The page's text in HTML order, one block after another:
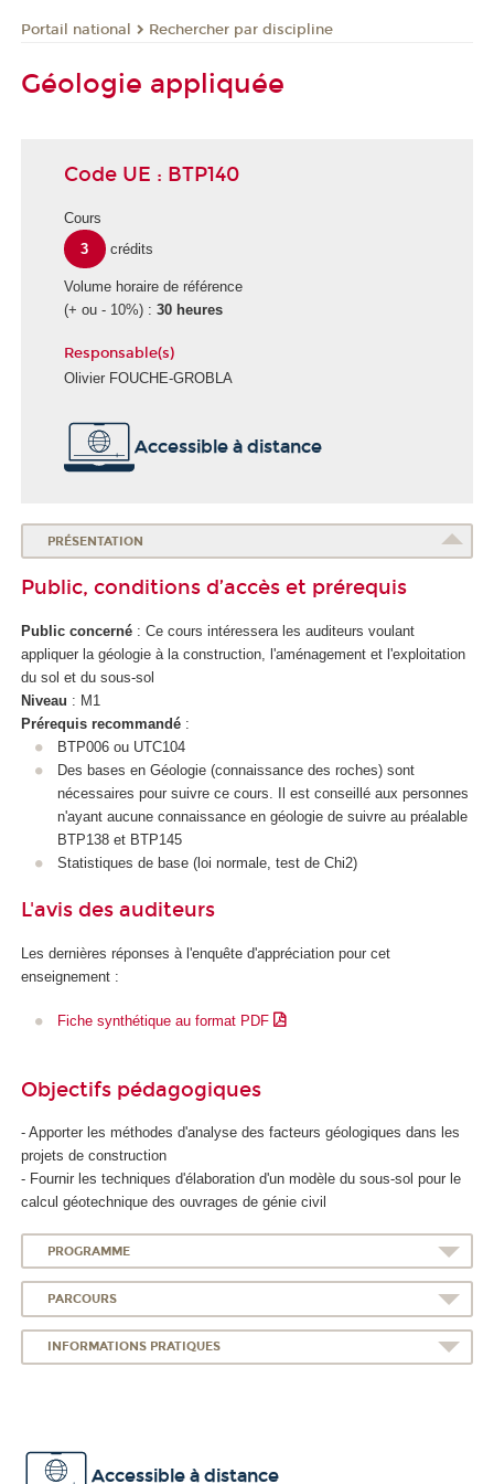
Portail national Rechercher par discipline
Géologie appliquée
Code UE : BTP140
Cours
3
crédits
Volume horaire de référence
(+ ou - 10%) : 30 heures
Responsable(s)
Olivier FOUCHE-GROBLA
Accessible à distance
PRÉSENTATION
Public, conditions d’accès et prérequis
Public concerné : Ce cours intéressera les auditeurs voulant
appliquer la géologie à la construction, l'aménagement et l'exploitation
du sol et du sous-sol
Niveau : M1
Prérequis recommandé :
BTP006 ou UTC104
Des bases en Géologie (connaissance des roches) sont
nécessaires pour suivre ce cours. Il est conseillé aux personnes
n'ayant aucune connaissance en géologie de suivre au préalable
BTP138 et BTP145
Statistiques de base (loi normale, test de Chi2)
L'avis des auditeurs
Les dernières réponses à l'enquête d'appréciation pour cet
enseignement :
Fiche synthétique au format PDF
Objectifs pédagogiques
- Apporter les méthodes d'analyse des facteurs géologiques dans les
projets de construction
- Fournir les techniques d'élaboration d'un modèle du sous-sol pour le
calcul géotechnique des ouvrages de génie civil
PROGRAMME
PARCOURS
INFORMATIONS PRATIQUES
Accessible à distance